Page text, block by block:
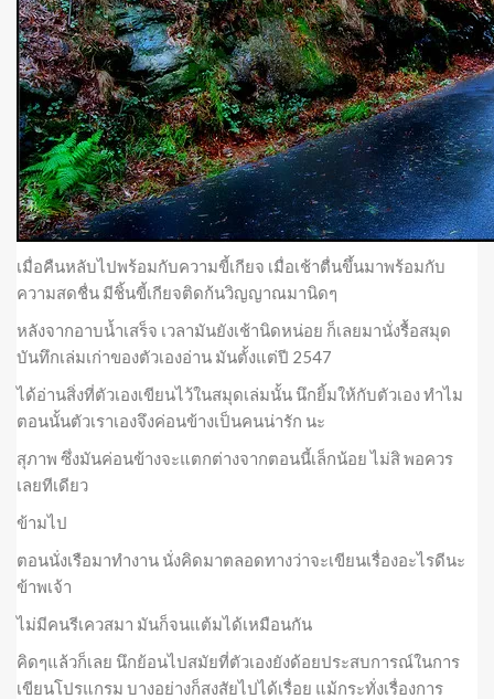
เมื่อคืนหลับไปพร้อมกับความขี้เกียจ เมื่อเช้าตื่นขึ้นมาพร้อมกับ
ความสดชื่น มีชิ้นขี้เกียจติดก้นวิญญาณมานิดๆ
หลังจากอาบน้ำเสร็จ เวลามันยังเช้านิดหน่อย ก็เลยมานั่งรื้อสมุด
บันทึกเล่มเก่าของตัวเองอ่าน มันตั้งแต่ปี 2547
ได้อ่านสิ่งที่ตัวเองเขียนไว้ในสมุดเล่มนั้น นึกยิ้มให้กับตัวเอง ทำไม
ตอนนั้นตัวเราเองจึงค่อนข้างเป็นคนน่ารัก นะ
สุภาพ ซึ่งมันค่อนข้างจะแตกต่างจากตอนนี้เล็กน้อย ไม่สิ พอควร
เลยทีเดียว
ข้ามไป
ตอนนั่งเรือมาทำงาน นั่งคิดมาตลอดทางว่าจะเขียนเรื่องอะไรดีนะ
ข้าพเจ้า
ไม่มีคนรีเควสมา มันก็จนแต้มได้เหมือนกัน
คิดๆแล้วก็เลย นึกย้อนไปสมัยที่ตัวเองยังด้อยประสบการณ์ในการ
เขียนโปรแกรม บางอย่างก็สงสัยไปได้เรื่อย แม้กระทั่งเรื่องการ